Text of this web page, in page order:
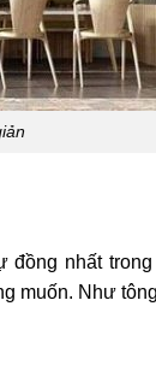
nhất
muốn. Như